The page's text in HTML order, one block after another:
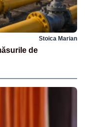
Stoica Marian
de